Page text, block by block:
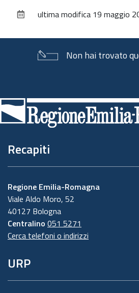
documentoultima modifica 19 maggio
Non hai trovato
di
pagina
Recapiti
Regione Emilia-Romagna
Viale Aldo Moro, 52
40127 Bologna
Centralino 051 5271
Cerca telefoni o indirizzi
URP